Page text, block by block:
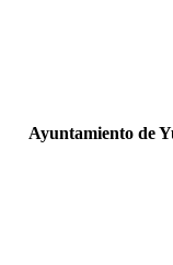
Ayuntamiento de